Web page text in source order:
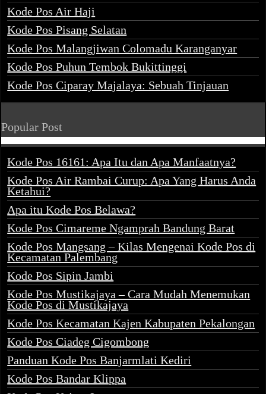
Kode Pos Air Haji
Kode Pos Pisang Selatan
Kode Pos Malangjiwan Colomadu Karanganyar
Kode Pos Puhun Tembok Bukittinggi
Kode Pos Ciparay Majalaya: Sebuah Tinjauan
Popular Post
Kode Pos 16161: Apa Itu dan Apa Manfaatnya?
Kode Pos Air Rambai Curup: Apa Yang Harus Anda
Ketahui?
Apa itu Kode Pos Belawa?
Kode Pos Cimareme Ngamprah Bandung Barat
Kode Pos Mangsang – Kilas Mengenai Kode Pos di
Kecamatan Palembang
Kode Pos Sipin Jambi
Kode Pos Mustikajaya – Cara Mudah Menemukan
Kode Pos di Mustikajaya
Kode Pos Kecamatan Kajen Kabupaten Pekalongan
Kode Pos Ciadeg Cigombong
Panduan Kode Pos Banjarmlati Kediri
Kode Pos Bandar Klippa